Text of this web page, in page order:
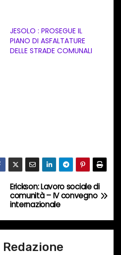
JESOLO : PROSEGUE IL
PIANO DI ASFALTATURE
DELLE STRADE COMUNALI
Erickson: Lavoro sociale di
comunità – IV convegno
internazionale
Redazione